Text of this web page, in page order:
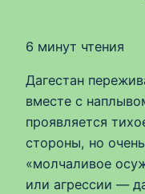
6 минут чтения
Дагестан
вместе с
проявляется
стороны, но
«молчаливое
или агрессии —